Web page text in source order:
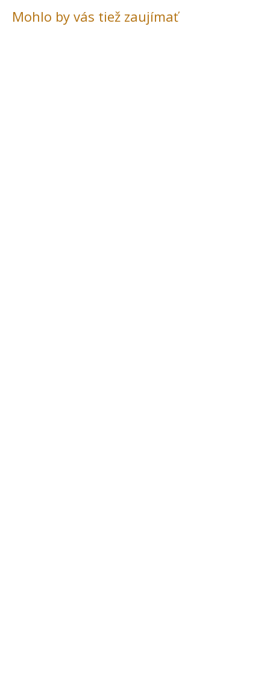
Mohlo by vás tiež zaujímať